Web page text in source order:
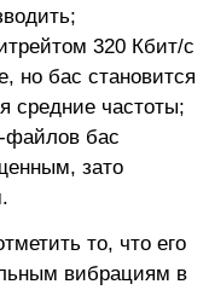
320 Кбит/c
но бас становится
средние частоты;
файлов бас
зато
то, что его
вибрациям в